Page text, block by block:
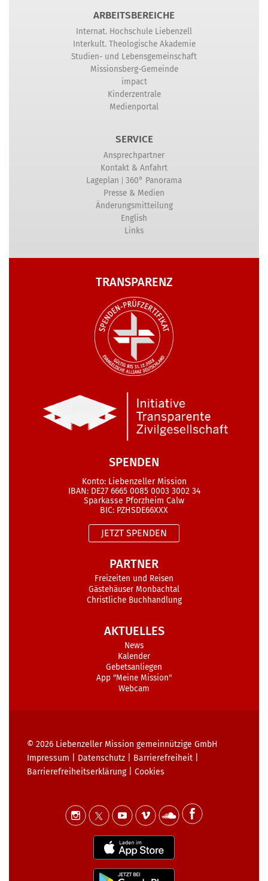
ARBEITSBEREICHE
Internat. Hochschule Liebenzell
Interkult. Theologische Akademie
Studien- und Lebensgemeinschaft
Missionsberg-Gemeinde
impact
Kinderzentrale
Medienportal
SERVICE
Ansprechpartner
Kontakt & Anfahrt
Lageplan | 360° Panorama
Presse & Medien
Änderungsmitteilung
English
Links
TRANSPARENZ
SPENDEN
Konto: Liebenzeller Mission
IBAN: DE27 6665 0085 0003 3002 34
Sparkasse Pforzheim Calw
BIC: PZHSDE66XXX
JETZT SPENDEN
PARTNER
Freizeiten und Reisen
Gästehäuser Monbachtal
Christliche Buchhandlung
AKTUELLES
News
Kalender
Gebetsanliegen
App "Meine Mission"
Webcam
© 2026 Liebenzeller Mission gemeinnützige GmbH
Impressum
Datenschutz Barrierefreiheit
Barrierefreiheits­erklärung| Cookies